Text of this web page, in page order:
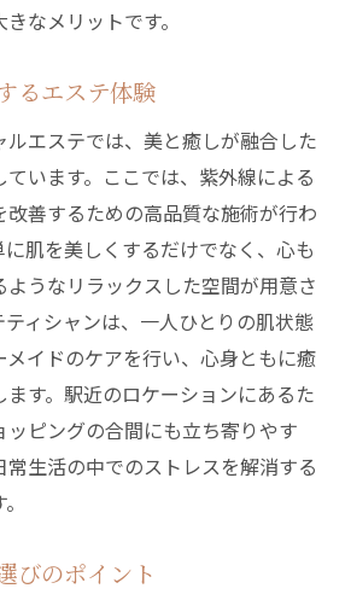
なメリットです。
るエステ体験
エステでは、美と癒しが融合した
います。ここでは、紫外線による
善するための高品質な施術が行わ
肌を美しくするだけでなく、心も
ようなリラックスした空間が用意さ
ィシャンは、一人ひとりの肌状態
メイドのケアを行い、心身ともに癒
す。駅近のロケーションにあるた
ピングの合間にも立ち寄りやす
常生活の中でのストレスを解消する
びのポイント